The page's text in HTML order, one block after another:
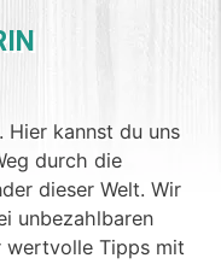
Hier kannst du uns
durch die
dieser Welt. Wir
unbezahlbaren
wertvolle Tipps mit